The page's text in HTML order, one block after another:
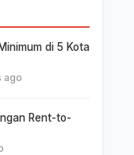
di 5 Kota
ago
Rent-to-